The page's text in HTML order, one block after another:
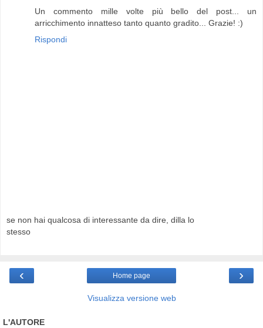
Un commento mille volte più bello del post... un
arricchimento innatteso tanto quanto gradito... Grazie! :)
Rispondi
se non hai qualcosa di interessante da dire, dilla lo
stesso
‹ ›
Home page
Visualizza versione web
L'AUTORE